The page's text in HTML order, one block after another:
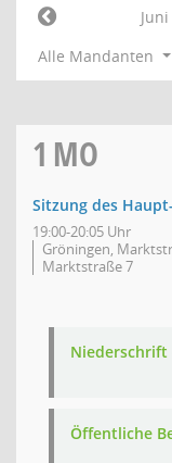
Juni
Alle Mandanten
1 MO
Sitzung des
19:00-20:05 Uhr
Gröningen,
Marktstraße 7
Öffentliche